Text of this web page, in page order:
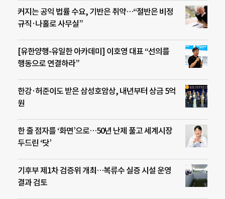
커지는 공익 법률 수요, 기반은 취약…“절반은 비정
규직·나홀로 사무실”
[유한양행-유일한 아카데미] 이호영 대표 “선의를
행동으로 연결하라”
한강·허준이도 받은 삼성호암상, 내년부터 상금 5억
원
한 줄 점자를 ‘화면’으로…50년 난제 풀고 세계시장
두드린 ‘닷’
기후부 제1차 검증위 개최…복류수 실증 시설 운영
결과 검토